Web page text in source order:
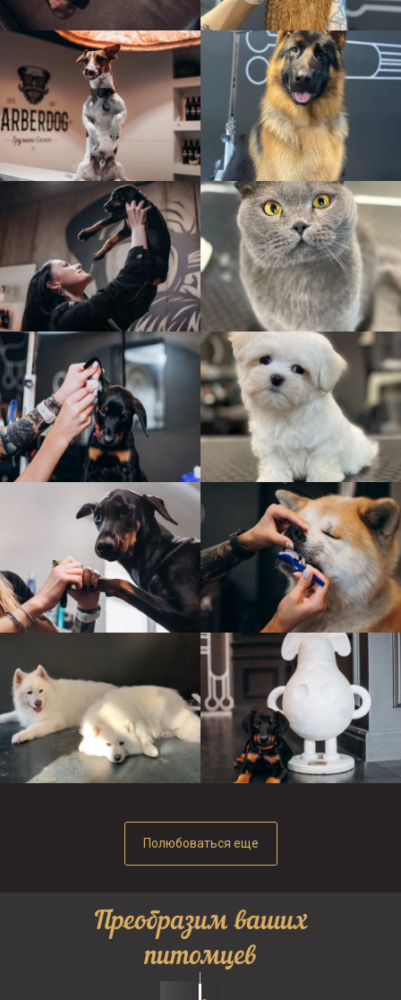
Полюбоваться еще
Преобразим ваших
питомцев